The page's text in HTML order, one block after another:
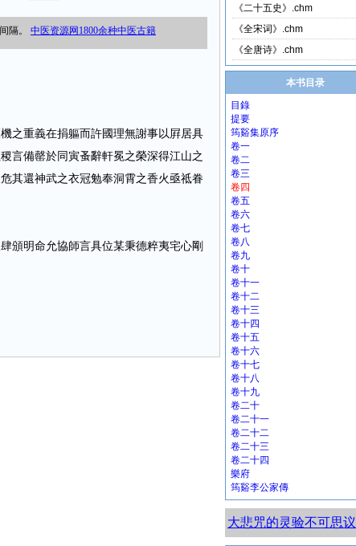
之重義在捐軀而許國理無謝事以屛居具
言備罄於同寅蚤辭軒冕之榮深得江山之
其還神武之衣冠勉奉洞霄之香火亟祗眷
明命允協師言具位某秉德粹夷宅心剛
《二十五史》.chm
《全宋词》.chm
《全唐诗》.chm
本书目录
目錄
提要
筠谿集原序
卷一
卷二
卷三
卷四
卷五
卷六
卷七
卷八
卷九
卷十
卷十一
卷十二
卷十三
卷十四
卷十五
卷十六
卷十七
卷十八
卷十九
卷二十
卷二十一
卷二十二
卷二十三
卷二十四
樂府
筠谿李公家傳
大悲咒的灵验不可思议